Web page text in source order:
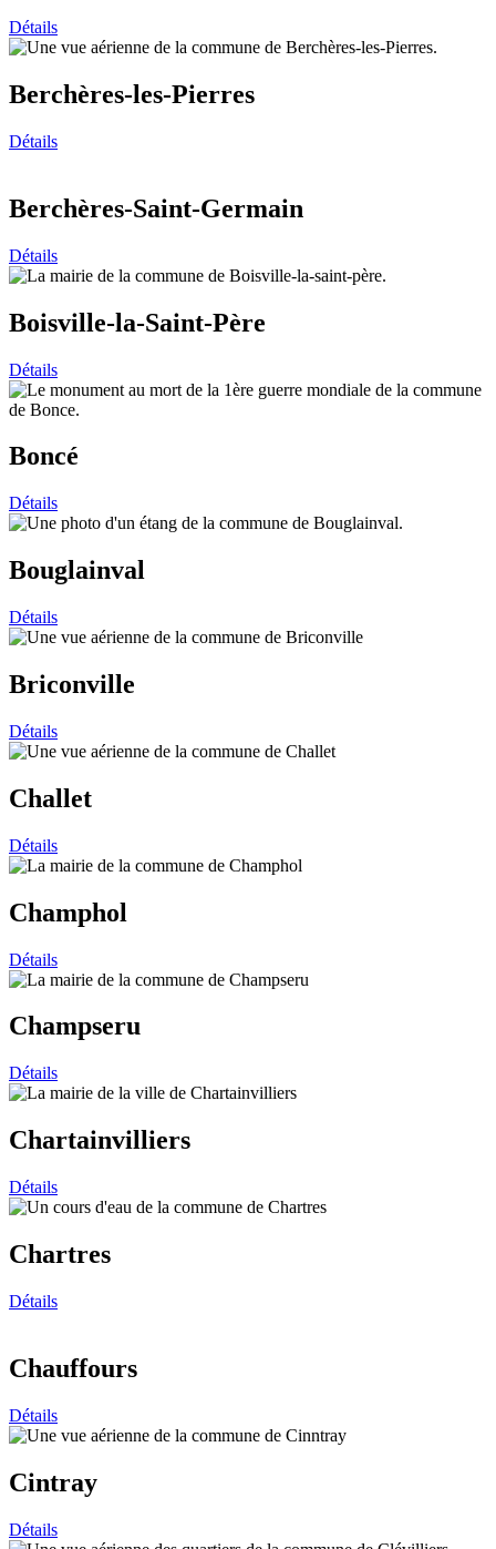
Détails
Berchères-les-Pierres
Détails
Berchères-Saint-Germain
Détails
Boisville-la-Saint-Père
Détails
Boncé
Détails
Bouglainval
Détails
Briconville
Détails
Challet
Détails
Champhol
Détails
Champseru
Détails
Chartainvilliers
Détails
Chartres
Détails
Chauffours
Détails
Cintray
Détails